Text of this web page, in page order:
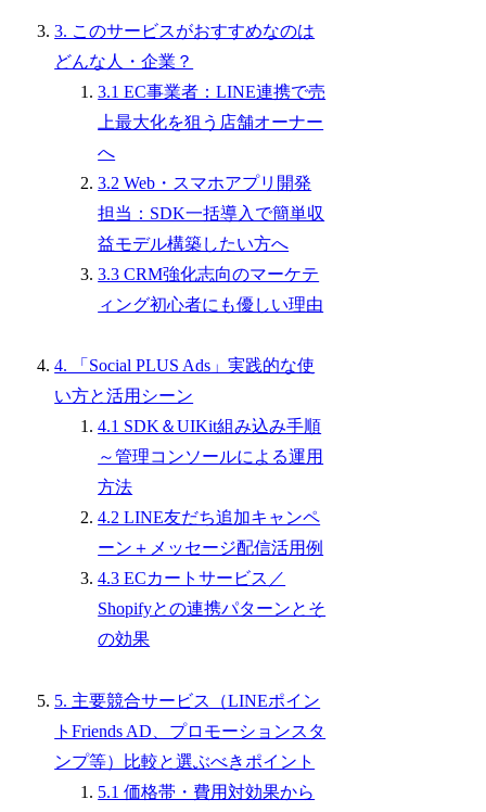
3. このサービスがおすすめなのは
どんな人・企業？
3.1 EC事業者：LINE連携で売
上最大化を狙う店舗オーナー
へ
3.2 Web・スマホアプリ開発
担当：SDK一括導入で簡単収
益モデル構築したい方へ
3.3 CRM強化志向のマーケテ
ィング初心者にも優しい理由
4. 「Social PLUS Ads」実践的な使
い方と活用シーン
4.1 SDK＆UIKit組み込み手順
～管理コンソールによる運用
方法
4.2 LINE友だち追加キャンペ
ーン＋メッセージ配信活用例
4.3 ECカートサービス／
Shopifyとの連携パターンとそ
の効果
5. 主要競合サービス（LINEポイン
トFriends AD、プロモーションスタ
ンプ等）比較と選ぶべきポイント
5.1 価格帯・費用対効果から